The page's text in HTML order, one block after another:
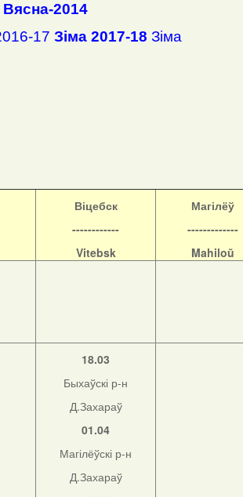
Вясна-2014
17 Зіма 2017-18 Зіма
Віцебск
------------
Vitebsk
Магілёў
-------------
Mahiloŭ
18.03
Быхаўскі р-н
Д.Захараў
01.04
Магілёўскі р-н
Д.Захараў